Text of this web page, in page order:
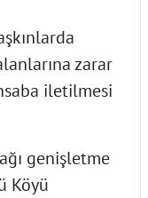
zarar
iletilmesi
genişletme
Köyü